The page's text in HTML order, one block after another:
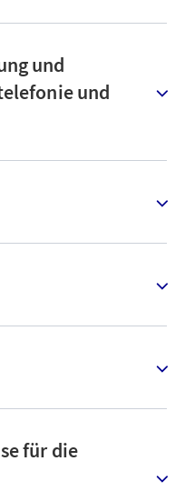
und
und
für die